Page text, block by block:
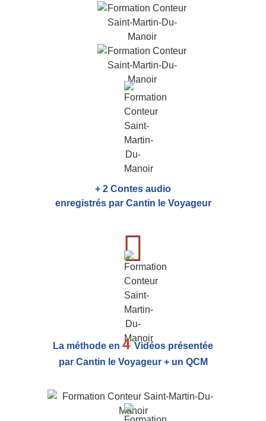
+ 2 Contes audio
enregistrés par Cantin le Voyageur
La méthode en 4Vidéos présentée
par Cantin le Voyageur + un QCM